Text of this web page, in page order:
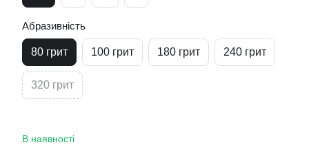
Абразивність
80 грит 100 грит 180 грит 240 грит
320 грит
В наявності